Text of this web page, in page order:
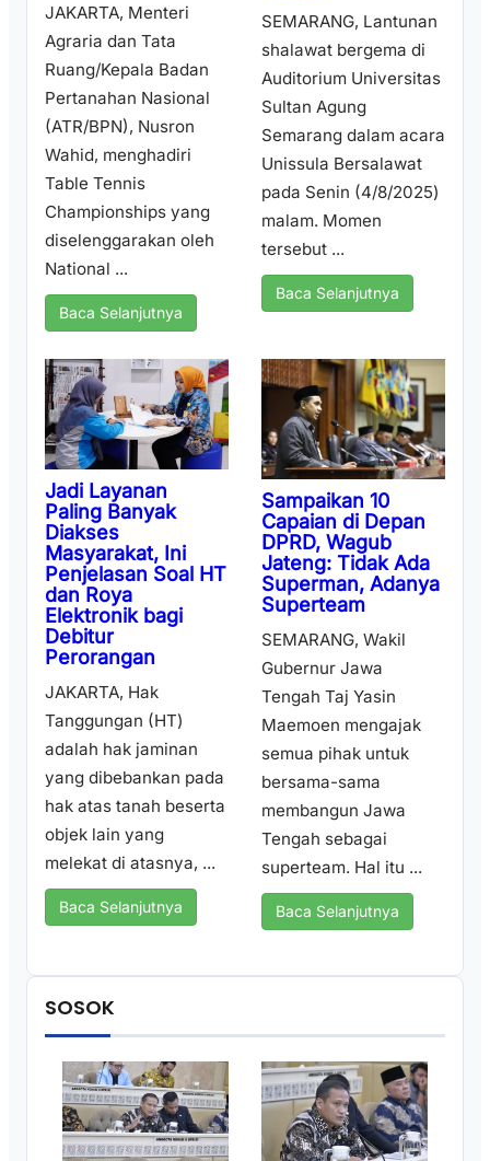
JAKARTA, Menteri
Agraria dan Tata
Ruang/Kepala Badan
Pertanahan Nasional
(ATR/BPN), Nusron
Wahid, menghadiri
Table Tennis
Championships yang
diselenggarakan oleh
National ...
Baca Selanjutnya
SEMARANG, Lantunan
shalawat bergema di
Auditorium Universitas
Sultan Agung
Semarang dalam acara
Unissula Bersalawat
pada Senin (4/8/2025)
malam. Momen
tersebut ...
Baca Selanjutnya
Jadi Layanan
Paling Banyak
Diakses
Masyarakat, Ini
Penjelasan Soal HT
dan Roya
Elektronik bagi
Debitur
Perorangan
JAKARTA, Hak
Tanggungan (HT)
adalah hak jaminan
yang dibebankan pada
hak atas tanah beserta
objek lain yang
melekat di atasnya, ...
Baca Selanjutnya
Sampaikan 10
Capaian di Depan
DPRD, Wagub
Jateng: Tidak Ada
Superman, Adanya
Superteam
SEMARANG, Wakil
Gubernur Jawa
Tengah Taj Yasin
Maemoen mengajak
semua pihak untuk
bersama-sama
membangun Jawa
Tengah sebagai
superteam. Hal itu ...
Baca Selanjutnya
SOSOK